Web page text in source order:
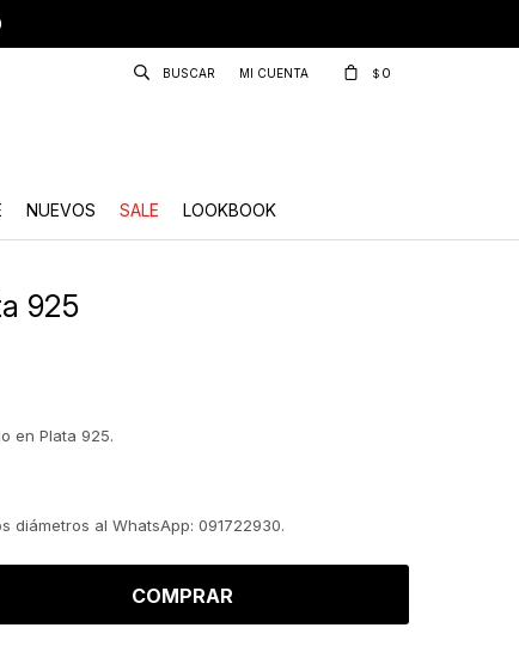
NUEVOS SALE LOOKBOOK
$ 0
925
en Plata 925.
diámetros al WhatsApp: 091722930.
COMPRAR